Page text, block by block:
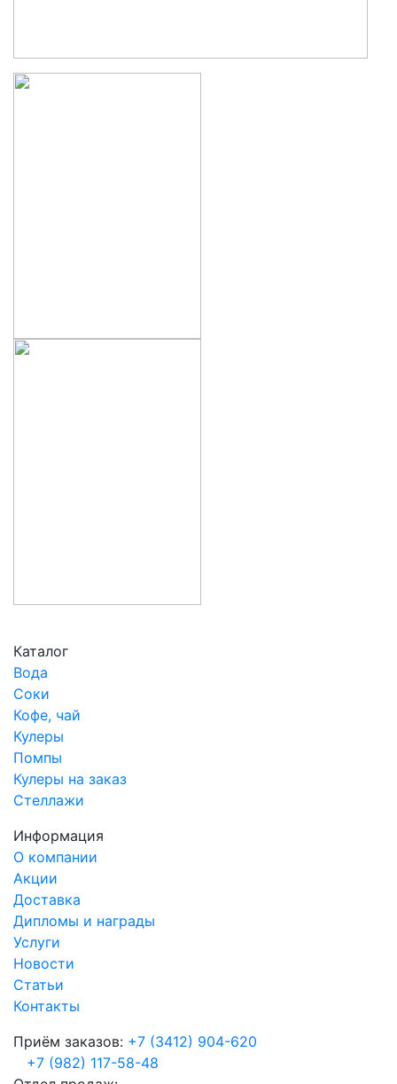
Каталог
Вода
Соки
Кофе, чай
Кулеры
Помпы
Кулеры на заказ
Стеллажи
Информация
О компании
Акции
Доставка
Дипломы и награды
Услуги
Новости
Статьи
Контакты
Приём заказов: +7 (3412) 904-620
+7 (982) 117-58-48